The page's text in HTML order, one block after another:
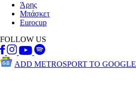
Άρης
Μπάσκετ
Eurocup
FOLLOW US
ADD METROSPORT TO GOOGLE